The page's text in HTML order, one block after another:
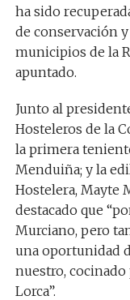
ha sido
de conservación
municipios de la
apuntado.
Junto al
Hosteleros de la
la primera
Menduiña; y la
Hostelera, Mayte
destacado que
Murciano, pero
una oportunidad
nuestro,
Lorca”.